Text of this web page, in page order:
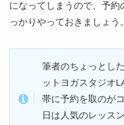
になってしまうので、予約
っかりやっておきましょう。
筆者のちょっとし
ットヨガスタジオ
帯に予約を取のが
日は人気のレッス